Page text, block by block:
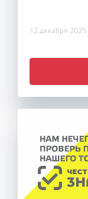
12 декабря 2025